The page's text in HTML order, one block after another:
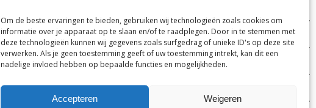
Om de beste ervaringen te bieden, gebruiken wij technologieën zoals cookies om
informatie over je apparaat op te slaan en/of te raadplegen. Door in te stemmen met
deze technologieën kunnen wij gegevens zoals surfgedrag of unieke ID's op deze site
verwerken. Als je geen toestemming geeft of uw toestemming intrekt, kan dit een
nadelige invloed hebben op bepaalde functies en mogelijkheden.
Accepteren Weigeren